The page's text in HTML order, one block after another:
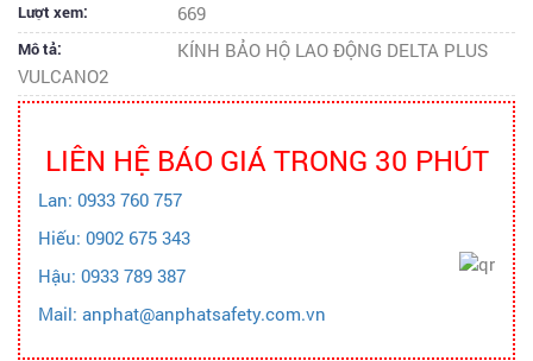
Lượt xem: 669
Mô tả:
KÍNH BẢO HỘ LAO ĐỘNG DELTA PLUS
VULCANO2
LIÊN HỆ BÁO GIÁ TRONG 30 PHÚT
Lan: 0933 760 757
Hiếu: 0902 675 343
Hậu: 0933 789 387
Mail: anphat@anphatsafety.com.vn